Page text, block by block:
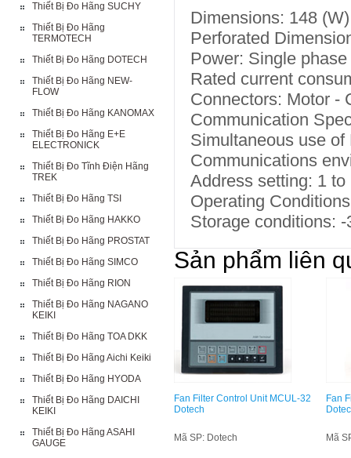
Thiết Bị Đo Hãng SUCHY
Thiết Bị Đo Hãng
TERMOTECH
Thiết Bị Đo Hãng DOTECH
Thiết Bị Đo Hãng NEW-
FLOW
Thiết Bị Đo Hãng KANOMAX
Thiết Bị Đo Hãng E+E
ELECTRONICK
Thiết Bị Đo Tĩnh Điện Hãng
TREK
Thiết Bị Đo Hãng TSI
Thiết Bị Đo Hãng HAKKO
Thiết Bị Đo Hãng PROSTAT
Thiết Bị Đo Hãng SIMCO
Thiết Bị Đo Hãng RION
Thiết Bị Đo Hãng NAGANO
KEIKI
Thiết Bị Đo Hãng TOA DKK
Thiết Bị Đo Hãng Aichi Keiki
Thiết Bị Đo Hãng HYODA
Thiết Bị Đo Hãng DAICHI
KEIKI
Thiết Bị Đo Hãng ASAHI
GAUGE
Dimensions: 148
Perforated
Power: Single
Rated current
Connectors: Motor -
Communication
Simultaneous use
Communications
Address setting: 1
Operating
Storage conditions:
Sản phẩm liên
Fan Filter Control Unit MCUL-32
Dotech
Mã SP: Dotech
Fan
Mã